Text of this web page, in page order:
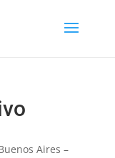
Aires –